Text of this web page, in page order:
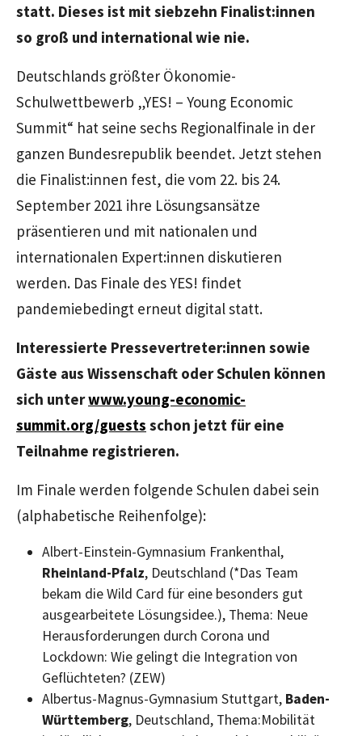
statt. Dieses ist mit siebzehn Finalist:innen
so groß und international wie nie.
Deutschlands größter Ökonomie-
Schulwettbewerb „YES! – Young Economic
Summit“ hat seine sechs Regionalfinale in der
ganzen Bundesrepublik beendet. Jetzt stehen
die Finalist:innen fest, die vom 22. bis 24.
September 2021 ihre Lösungsansätze
präsentieren und mit nationalen und
internationalen Expert:innen diskutieren
werden. Das Finale des YES! findet
pandemiebedingt erneut digital statt.
Interessierte Pressevertreter:innen sowie
Gäste aus Wissenschaft oder Schulen können
sich unterwww.young-economic-
summit.org/guests schon jetzt für eine
Teilnahme registrieren.
Im Finale werden folgende Schulen dabei sein
(alphabetische Reihenfolge):
Albert-Einstein-Gymnasium Frankenthal,
Rheinland-Pfalz, Deutschland (*Das Team
bekam die Wild Card für eine besonders gut
ausgearbeitete Lösungsidee.), Thema: Neue
Herausforderungen durch Corona und
Lockdown: Wie gelingt die Integration von
Geflüchteten? (ZEW)
Albertus-Magnus-Gymnasium Stuttgart, Baden-
Württemberg, Deutschland, Thema:Mobilität